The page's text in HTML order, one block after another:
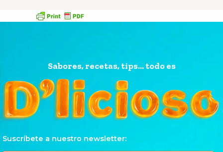
Sabores, recetas, tips... todo es
Suscríbete a nuestro newsletter: